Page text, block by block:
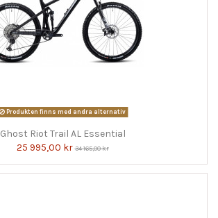
Produkten finns med andra alternativ
Ghost Riot Trail AL Essential
25 995,00 kr34 165,00 kr